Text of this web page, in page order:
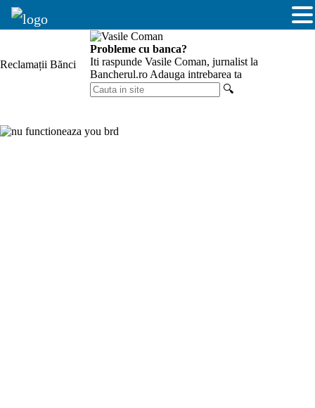
content
Reclamații Bănci
Probleme cu banca?
Iti raspunde Vasile Coman, jurnalist la
Bancherul.ro Adauga intrebarea ta
Cauta
in
🔍